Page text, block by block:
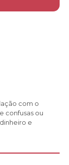
com o
confusas ou
e